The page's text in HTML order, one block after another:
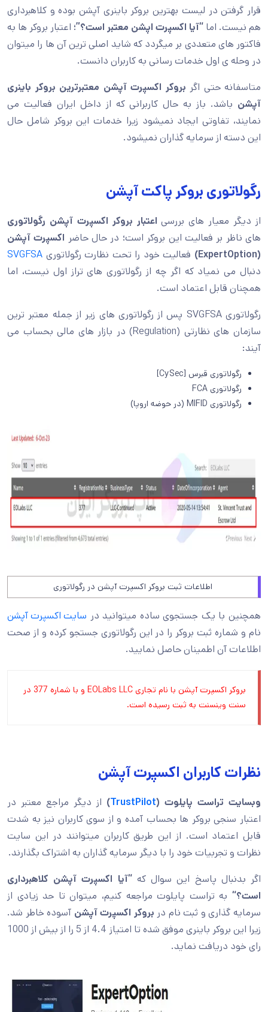
قرار گرفتن در لیست بهترین بروکر باینری آپشن بوده و کلاهبرداری
هم نیست. اما “آیا اکسپرت اپشن معتبر است؟”؛ اعتبار بروکر ها به
فاکتور های متعددی بر میگردد که شاید اصلی ترین آن ها را میتوان
در وحله ی اول خدمات رسانی به کاربران دانست.
متاسفانه حتی اگر بروکر اکسپرت آپشن معتبرترین بروکر باینری
آپشن باشد. باز به حال کاربرانی که از داخل ایران فعالیت می
نمایند، تفاوتی ایجاد نمیشود زیرا خدمات این بروکر شامل حال
این دسته از سرمایه گذاران نمیشود.
رگولاتوری بروکر پاکت آپشن
از دیگر معیار های بررسی اعتبار بروکر اکسپرت آپشن رگولاتوری
های ناظر بر فعالیت این بروکر است؛ در حال حاضر اکسپرت آپشن
(
ExpertOption
) فعالیت خود را تحت نظارت رگولاتوری SVGFSA
دنبال می نمیاد که اگر چه از رگولاتوری های تراز اول نیست، اما
همچنان قابل اعتماد است.
رگولاتوری SVGFSA پس از رگولاتوری های زیر از جمله معتبر ترین
سازمان های نظارتی (Regulation) در بازار های مالی بحساب می
آیند:
رگولاتوری قبرس [CySec]
رگولاتوری FCA
رگولاتوری MIFID (در حوضه اروپا)
اطلاعات ثبت بروکر اکسپرت آپشن در رگولاتوری
همچنین با یک جستجوی ساده میتوانید در سایت اکسپرت آپشن
نام و شماره ثبت بروکر را در این رگولاتوری جستجو کرده و از صحت
اطلاعات آن اطمینان حاصل نمایید.
بروکر اکسپرت آپشن با نام تجاری EOLabs LLC و با شماره 377 در
سنت وینسنت به ثبت رسیده است.
نظرات کاربران اکسپرت آپشن
وبسایت تراست پایلوت (TrustPilot
) از دیگر مراجع معتبر در
اعتبار سنجی بروکر ها بحساب آمده و از سوی کاربران نیز به شدت
قابل اعتماد است. از این طریق کاربران میتوانند در این سایت
نظرات و تجربیات خود را با دیگر سرمایه گذاران به اشتراک بگذارند.
اگر بدنبال پاسخ این سوال که“آیا اکسپرت آپشن کلاهبرداری
است؟“ به تراست پایلوت مراجعه کنیم، میتوان تا حد زیادی از
سرمایه گذاری و ثبت نام در بروکر اکسپرت آپشن آسوده خاطر شد.
زیرا این بروکر باینری موفق شده تا امتیاز 4.4 از 5 را از بیش از 1000
رای خود دریافت نماید.